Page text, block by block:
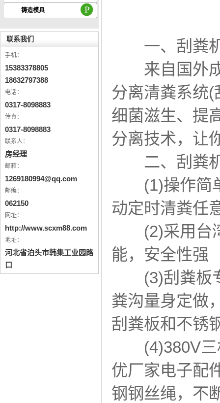
铸造模具
联系我们
手机：
15383378805
18632797388
电话：
0317-8098883
传真：
0317-8098883
联系人：
房经理
邮箱：
1269180994@qq.com
邮编：
062150
网址：
http://www.scxm88.com
地址：
河北省泊头市韩集工业园路
口
一、刮粪
来自国外成
分离清粪系统
细菌滋生、提
分离技术，让
二、刮粪
(1)操作简单
动定时清粪任
(2)采用台湾
能，安全性强
(3)刮粪板专
粪沟量身定做
刮粪板和不锈
(4)380V三
优厂家电子配
钢钢丝绳，不